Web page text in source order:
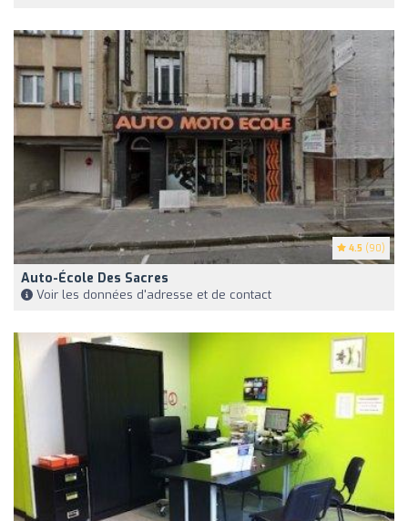
4.5 (90)
Auto-École Des Sacres
Voir les données d'adresse et de contact